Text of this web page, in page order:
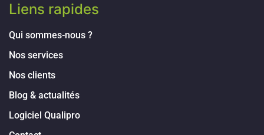
Liens rapides
Qui sommes-nous ?
Nos services
Nos clients
Blog & actualités
Logiciel Qualipro